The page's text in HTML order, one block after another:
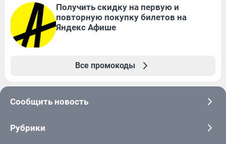
Получить скидку на первую и
повторную покупку билетов на
Яндекс Афише
Все промокоды
Сообщить новость
Рубрики